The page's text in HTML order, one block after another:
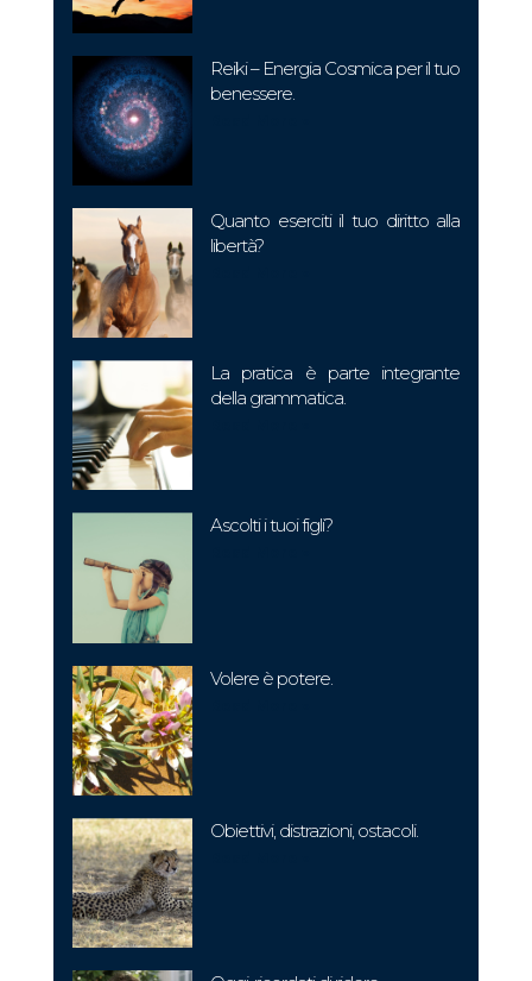
Reiki – Energia Cosmica per il tuo
benessere.
Quanto eserciti il tuo diritto alla
libertà?
La pratica è parte integrante
della grammatica.
Ascolti i tuoi figli?
Volere è potere.
Obiettivi, distrazioni, ostacoli.